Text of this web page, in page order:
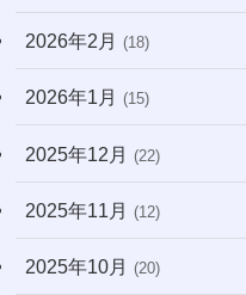
(171)
2026年2月 (18)
2026年1月 (15)
2025年12月 (22)
2025年11月 (12)
2025年10月 (20)